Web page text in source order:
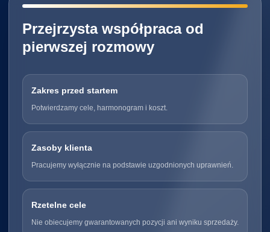
━━━━━━━━━━━━━━━━━━━━━━━━━━━━
Przejrzysta współpraca od
pierwszej rozmowy
Zakres przed startem
Potwierdzamy cele, harmonogram i koszt.
Zasoby klienta
Pracujemy wyłącznie na podstawie uzgodnionych uprawnień.
Rzetelne cele
Nie obiecujemy gwarantowanych pozycji ani wyniku sprzedaży.